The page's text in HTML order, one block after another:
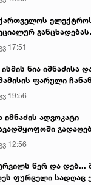
განცხადებას
17:51
ნია იმნაძისა
ფარული
ავალიანის
19:56
იმნაძის ადვოკატი
ავრცელებს
12:56
წერ და დებ...
ფურცელი სადღაც